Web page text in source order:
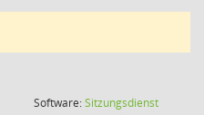
Software:Sitzungsdienst